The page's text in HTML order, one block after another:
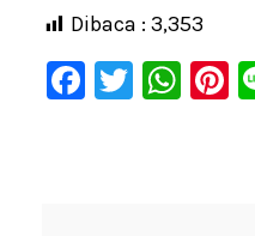
Dibaca : 3,353
F
T
W